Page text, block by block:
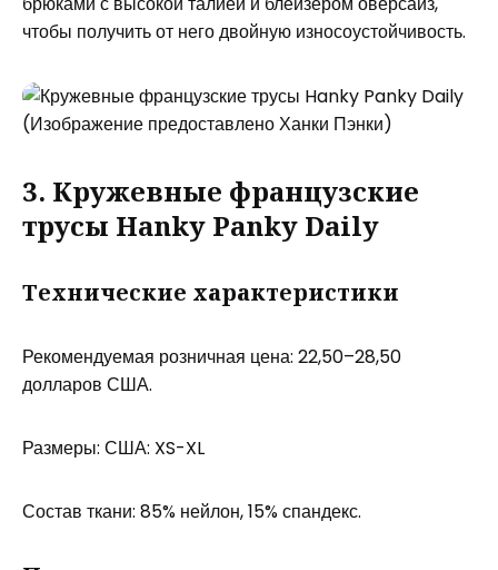
чтобы получить от него двойную износоустойчивость.
(Изображение предоставлено Ханки Пэнки)
3. Кружевные французские
трусы Hanky ​​Panky Daily
Технические характеристики
Рекомендуемая розничная цена: 22,50–28,50
долларов США.
Размеры: США: XS-XL
Состав ткани: 85% нейлон, 15% спандекс.